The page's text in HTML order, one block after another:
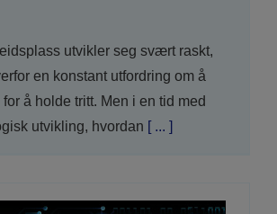
utvikler seg svært raskt,
en konstant utfordring om å
å holde tritt. Men i en tid med
utvikling, hvordan [ ... ]